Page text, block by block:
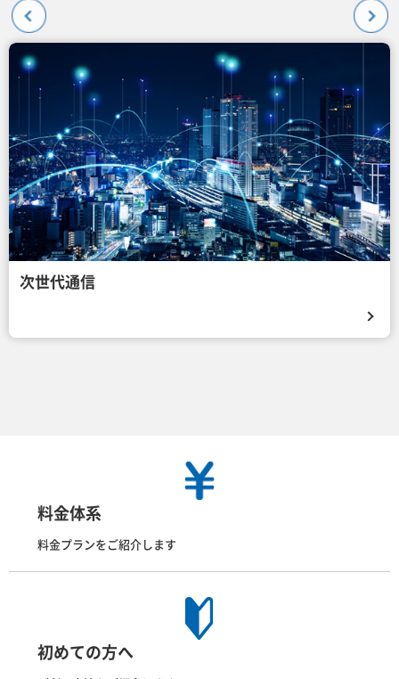
次世代通信
料金体系
料金プランをご紹介します
初めての方へ